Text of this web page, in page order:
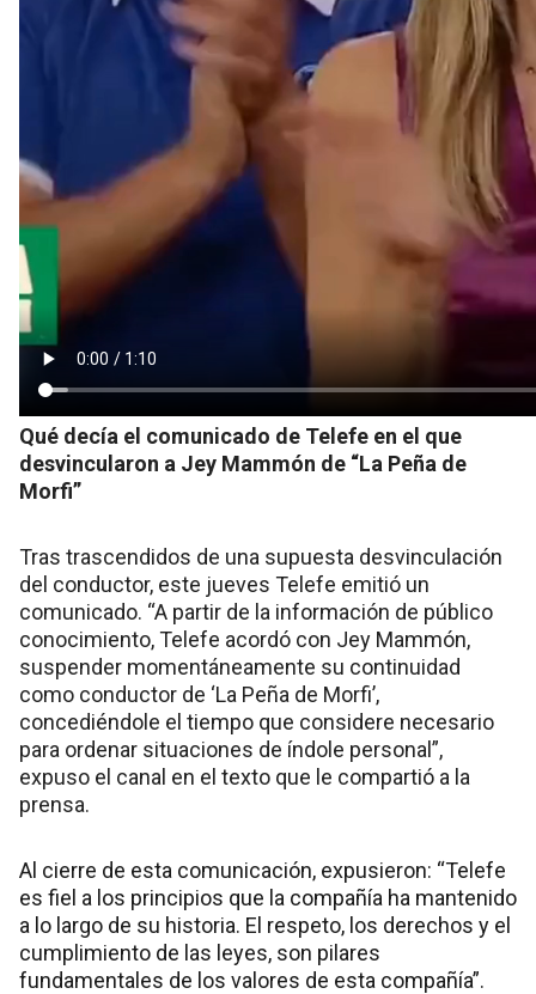
Qué decía el comunicado de Telefe en el que
desvincularon a Jey Mammón de “La Peña de
Morfi”
Tras trascendidos de una supuesta desvinculación
del conductor, este jueves Telefe emitió un
comunicado. “A partir de la información de público
conocimiento, Telefe acordó con Jey Mammón,
suspender momentáneamente su continuidad
como conductor de ‘La Peña de Morfi’,
concediéndole el tiempo que considere necesario
para ordenar situaciones de índole personal”,
expuso el canal en el texto que le compartió a la
prensa.
Al cierre de esta comunicación, expusieron: “Telefe
es fiel a los principios que la compañía ha mantenido
a lo largo de su historia. El respeto, los derechos y el
cumplimiento de las leyes, son pilares
fundamentales de los valores de esta compañía”.